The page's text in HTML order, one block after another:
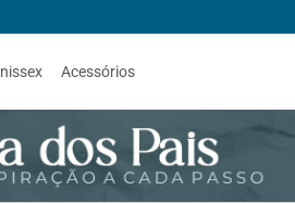
Acessórios